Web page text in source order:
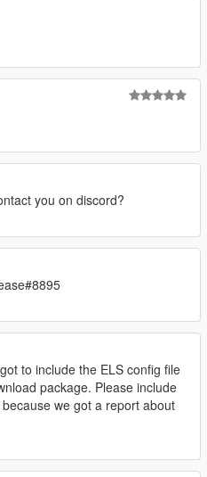
you on discord?
to include the ELS config file
package. Please include
we got a report about